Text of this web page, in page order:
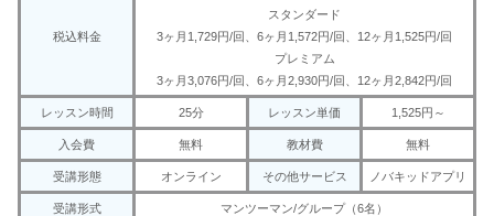
税込料金
スタンダード
3ヶ月1,729円/回、6ヶ月‎1,572円/回、12ヶ月1,525円/回
プレミアム
3ヶ月3,076円/回、6ヶ月‎2,930円/回、12ヶ月2,842円/回
レッスン時間 25分 レッスン単価 1,525円～
入会費 無料 教材費 無料
受講形態 オンライン その他サービス ノバキッドアプリ
受講形式 マンツーマン/グループ（6名）